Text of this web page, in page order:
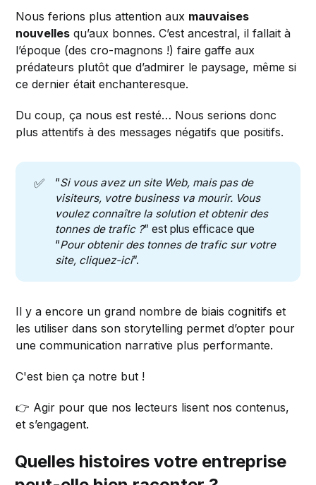
Nous ferions plus attention aux mauvaises
nouvelles qu’aux bonnes. C’est ancestral, il fallait à
l’époque (des cro-magnons !) faire gaffe aux
prédateurs plutôt que d’admirer le paysage, même si
ce dernier était enchanteresque.
Du coup, ça nous est resté… Nous serions donc
plus attentifs à des messages négatifs que positifs.
✅ “Si vous avez un site Web, mais pas de
visiteurs, votre business va mourir. Vous
voulez connaître la solution et obtenir des
tonnes de trafic ?” est plus efficace que
“Pour obtenir des tonnes de trafic sur votre
site, cliquez-ici”.
Il y a encore un grand nombre de biais cognitifs et
les utiliser dans son storytelling permet d’opter pour
une communication narrative plus performante.
C'est bien ça notre but !
👉 Agir pour que nos lecteurs lisent nos contenus,
et s’engagent.
Quelles histoires votre entreprise